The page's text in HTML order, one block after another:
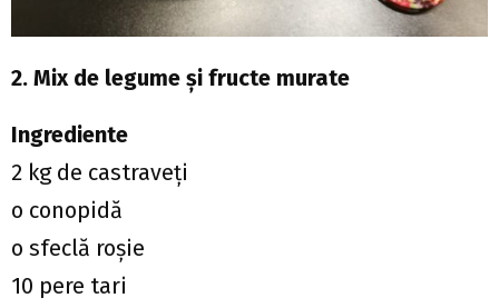
2. Mix de legume şi fructe murate
Ingrediente
2 kg de castraveţi
o conopidă
o sfeclă roşie
10 pere tari